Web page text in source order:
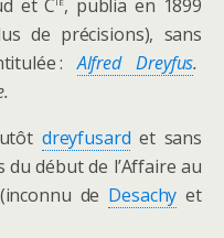
et C , publia en 1899
de précisions), sans
:Alfred Dreyfus.
dreyfusard et sans
début de l’Affaire au
(inconnu de Desachy et